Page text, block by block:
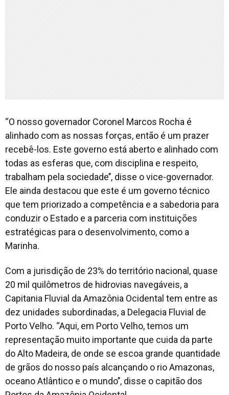
‘‘O nosso governador Coronel Marcos Rocha é
alinhado com as nossas forças, então é um prazer
recebê-los. Este governo está aberto e alinhado com
todas as esferas que, com disciplina e respeito,
trabalham pela sociedade’’, disse o vice-governador.
Ele ainda destacou que este é um governo técnico
que tem priorizado a competência e a sabedoria para
conduzir o Estado e a parceria com instituições
estratégicas para o desenvolvimento, como a
Marinha.
Com a jurisdição de 23% do território nacional, quase
20 mil quilômetros de hidrovias navegáveis, a
Capitania Fluvial da Amazônia Ocidental tem entre as
dez unidades subordinadas, a Delegacia Fluvial de
Porto Velho. ‘‘Aqui, em Porto Velho, temos um
representação muito importante que cuida da parte
do Alto Madeira, de onde se escoa grande quantidade
de grãos do nosso país alcançando o rio Amazonas,
oceano Atlântico e o mundo’’, disse o capitão dos